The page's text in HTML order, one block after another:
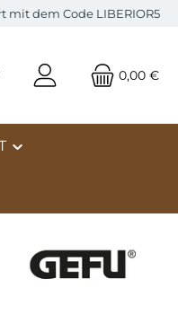
mit dem Code LIBERIOR5
0,00 €